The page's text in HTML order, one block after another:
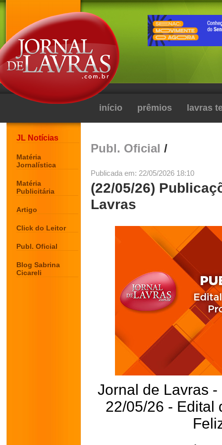
início prêmios lavras
JL Notícias
Matéria
Jornalística
Matéria
Publicitária
Artigo
Click do Leitor
Publ. Oficial
Blog Sabrina
Cicareli
Publ. Oficial /
Publicada em: 22/05/2026 18:10
(22/05/26)
Lavras
Jornal de Lavras
22/05/26 - Edital